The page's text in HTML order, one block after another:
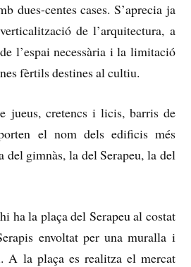
dues-centes cases. S’aprecia ja
de l’arquitectura, a
l’espai necessària i la limitació
fèrtils destines al cultiu.
jueus, cretencs i licis, barris de
el nom dels edificis més
del gimnàs, la del Serapeu, la del
ha la plaça del Serapeu al costat
envoltat per una muralla i
A la plaça es realitza el mercat